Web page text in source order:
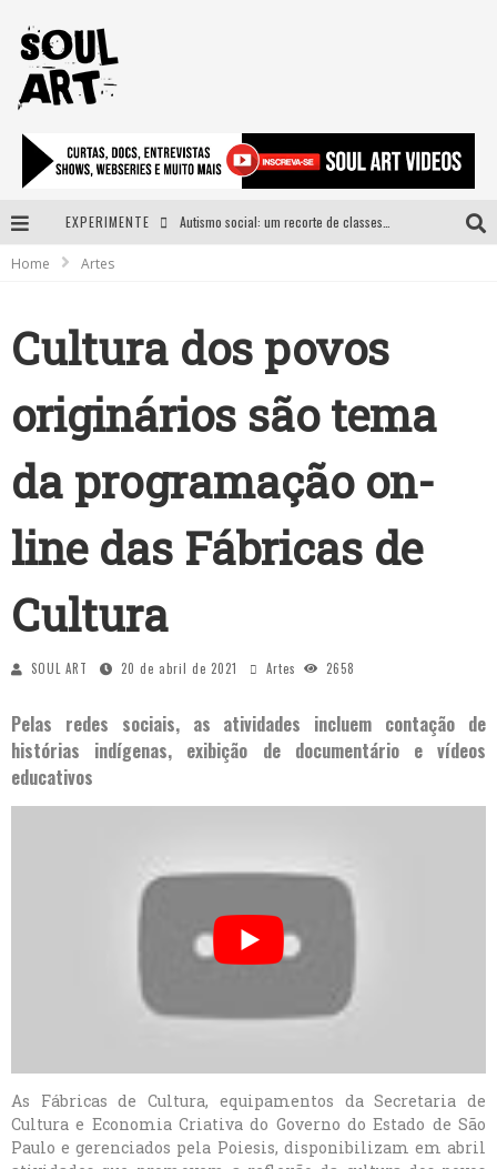
EXPERIMENTE
Novo single de Arnaldo Tifu, “De Testa” explora brasilidade em sons, cores e símbolos
Home Artes
Cultura dos povos
originários são tema
da programação on-
line das Fábricas de
Cultura
SOUL ART 20 de abril de 2021 Artes 2658
Pelas redes sociais, as atividades incluem contação de
histórias indígenas, exibição de documentário e vídeos
educativos
As Fábricas de Cultura, equipamentos da Secretaria de
Cultura e Economia Criativa do Governo do Estado de São
Paulo e gerenciados pela Poiesis, disponibilizam em abril